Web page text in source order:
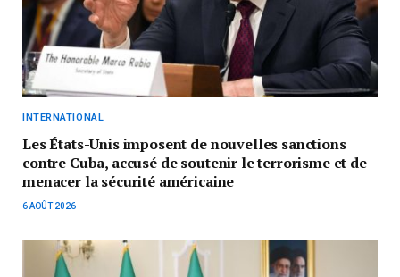
INTERNATIONAL
Les États-Unis imposent de nouvelles sanctions
contre Cuba, accusé de soutenir le terrorisme et de
menacer la sécurité américaine
6 AOÛT 2026